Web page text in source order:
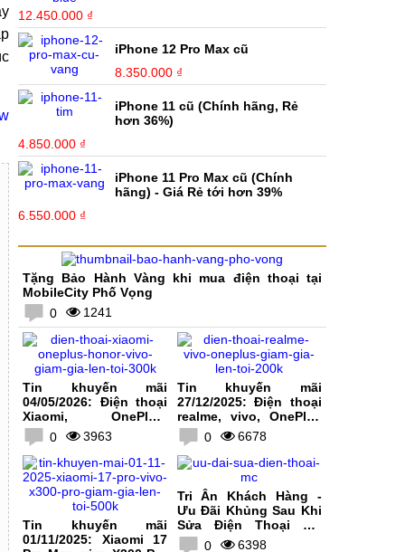
12.450.000 ₫
iPhone 12 Pro Max cũ
8.350.000 ₫
iPhone 11 cũ (Chính hãng, Rẻ
hơn 36%)
4.850.000 ₫
iPhone 11 Pro Max cũ (Chính
hãng) - Giá Rẻ tới hơn 39%
6.550.000 ₫
Tặng Bảo Hành Vàng khi mua điện thoại tại
MobileCity Phố Vọng
0
1241
Tin khuyến mãi
04/05/2026: Điện thoại
Xiaomi, OnePlus,
HONOR, vivo giảm giá
lên tới 300K
0 3963
Tin khuyến mãi
27/12/2025: Điện thoại
realme, vivo, OnePlus
giảm giá lên tới 200K
0 6678
Tin khuyến mãi
01/11/2025: Xiaomi 17
Tri Ân Khách Hàng -
Ưu Đãi Khủng Sau Khi
Sửa Điện Thoại Tại
MobileCity
0 6398